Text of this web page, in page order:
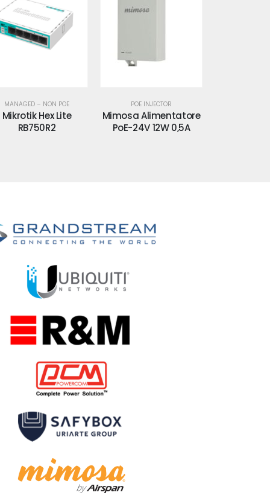
MANAGED – NON POE
Mikrotik Hex Lite
RB750R2
POE INJECTOR
Mimosa Alimentatore
PoE-24V 12W 0,5A